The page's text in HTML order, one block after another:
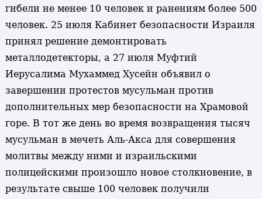
гибели не менее 10 человек и ранениям более 500
человек. 25 июля Кабинет безопасности Израиля
принял решение демонтировать
металлодетекторы, а 27 июля Муфтий
Иерусалима Мухаммед Хусейн объявил о
завершении протестов мусульман против
дополнительных мер безопасности на Храмовой
горе. В тот же день во время возвращения тысяч
мусульман в мечеть Аль-Акса для совершения
молитвы между ними и израильскими
полицейскими произошло новое столкновение, в
результате свыше 100 человек получили